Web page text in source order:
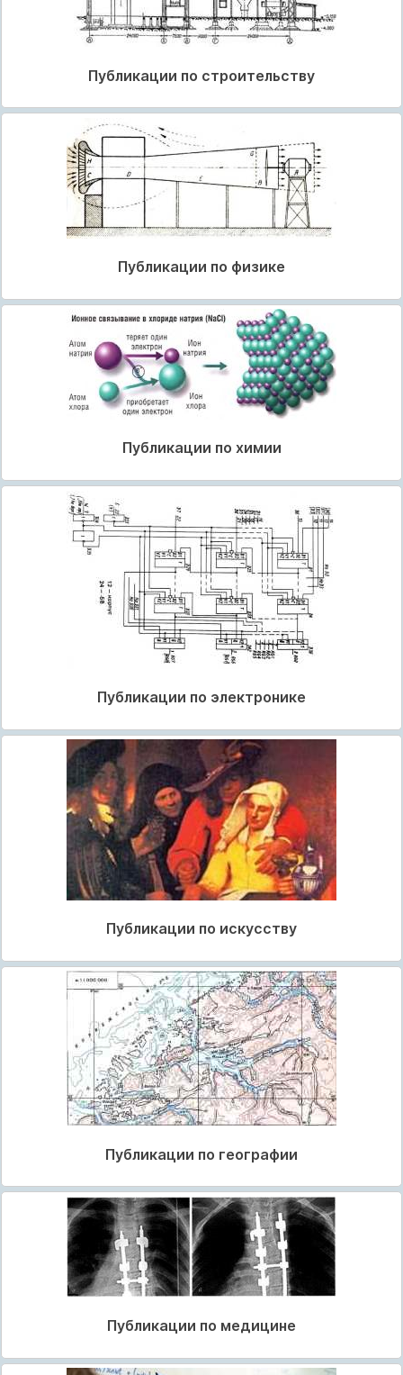
Публикации по строительству
Публикации по физике
Публикации по химии
Публикации по электронике
Публикации по искусству
Публикации по географии
Публикации по медицине